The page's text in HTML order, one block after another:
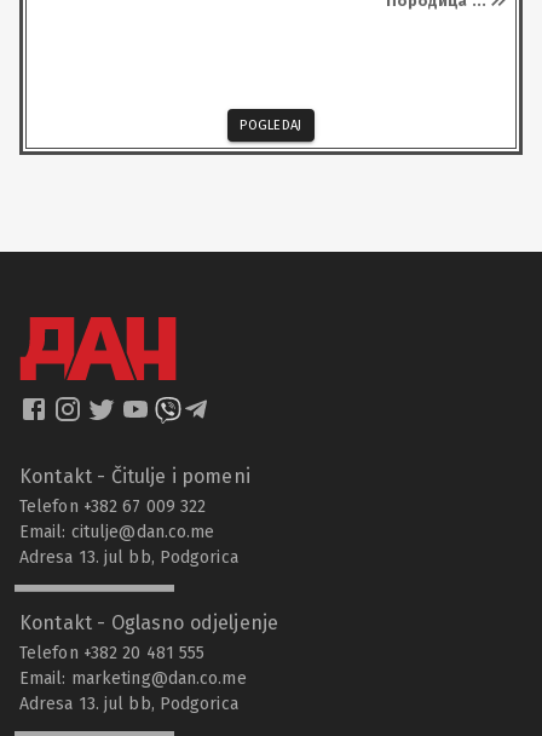
POGLEDAJ
Kontakt - Čitulje i pomeni
Telefon +382 67 009 322
Email: citulje@dan.co.me
Adresa 13. jul bb, Podgorica
Kontakt - Oglasno odjeljenje
Telefon +382 20 481 555
Email: marketing@dan.co.me
Adresa 13. jul bb, Podgorica